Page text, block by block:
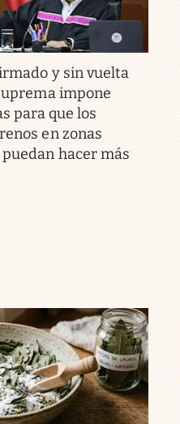
y sin vuelta
impone
para que los
en zonas
hacer más